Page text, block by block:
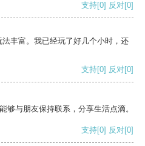
支持[0] 反对[0]
丰富。我已经玩了好几个小时，还
支持[0] 反对[0]
够与朋友保持联系，分享生活点滴。
支持[0] 反对[0]